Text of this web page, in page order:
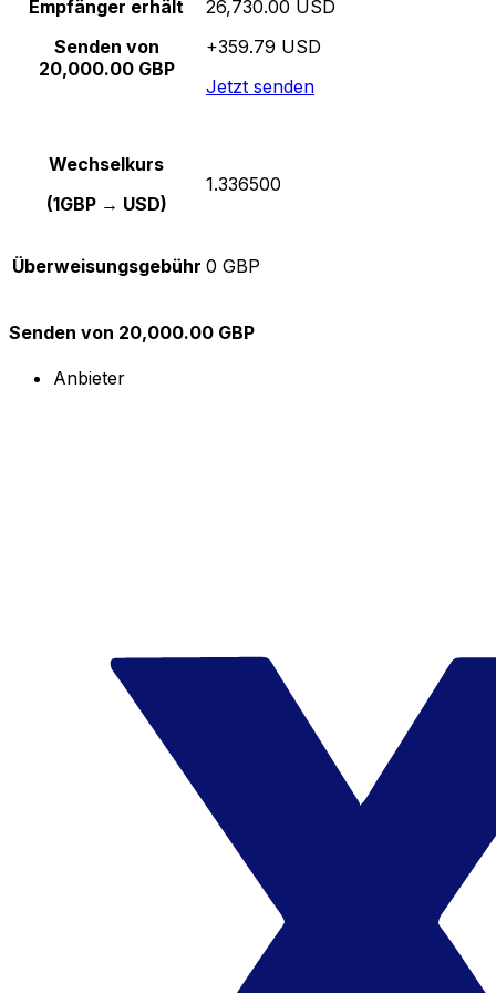
Empfänger erhält
Senden von
20,000.00 GBP
26,730.00 USD
+359.79 USD
Jetzt senden
Wechselkurs
(1GBP → USD)
1.336500
Überweisungsgebühr 0 GBP
Senden von 20,000.00 GBP
Anbieter